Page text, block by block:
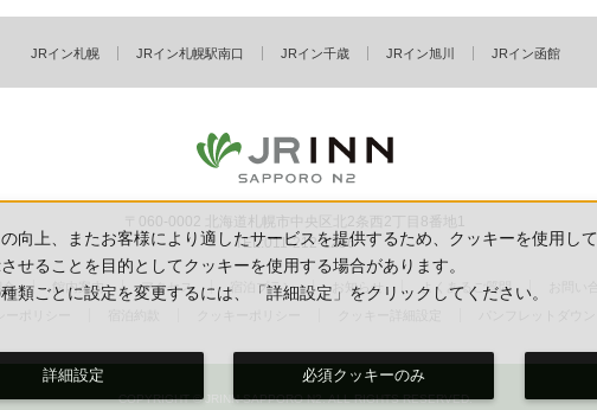
JRイン札幌 JRイン札幌駅南口 JRイン千歳 JRイン旭川 JRイン函館
〒060-0002 北海道札幌市中央区北2条西2丁目8番地1
TEL:011-212-1256
介 館内案内 アクセス 宿泊プラン お知らせ よくあるご質問
COPYRIGHT © JRINN-SAPPORO N2. ALL RIGHTS RESERVED.
向上、またお客様により適したサービスを提供するため、クッキーを使用し
せることを目的としてクッキーを使用する場合があります。
類ごとに設定を変更するには、「詳細設定」をクリックしてください。
必須クッキーのみ
詳細設定